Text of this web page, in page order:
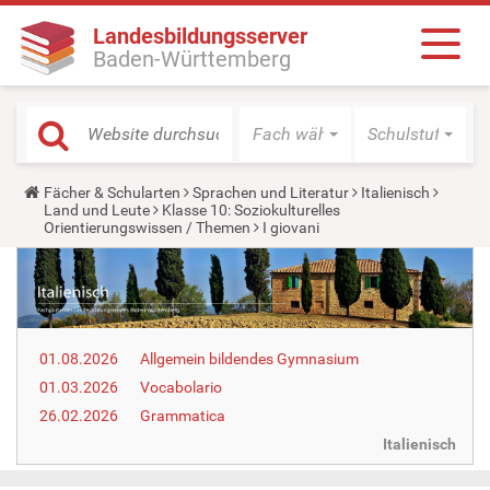
Landesbildungsserver
Baden-Württemberg
Fach wählen Schulstufe
Y
o
u
a
r
e
h
e
r
:
Fächer & Schularten Sprachen und Literatur
Italienisch
Land und Leute
Klasse 10: Soziokulturelles
Orientierungswissen / Themen
I giovani
01.08.2026
Allgemein bildendes Gymnasium
01.03.2026
Vocabolario
26.02.2026
Grammatica
Italienisch